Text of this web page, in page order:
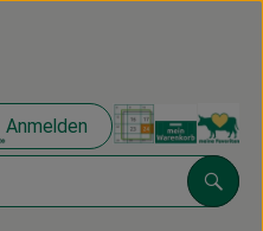
Anmelden
oder